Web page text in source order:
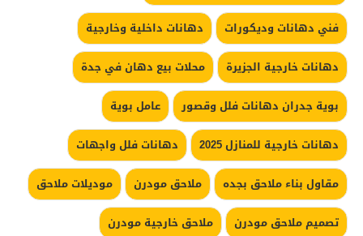
فني دهانات وديكورات
دهانات داخلية وخارجية
دهانات خارجية الجزيرة
محلات بيع دهان في جدة
بوية جدران دهانات فلل وقصور
عامل بوية
دهانات خارجية للمنازل 2025
دهانات فلل واجهات
مقاول بناء ملاحق بجده
ملاحق مودرن
موديلات ملاحق
تصميم ملاحق مودرن
ملاحق خارجية مودرن